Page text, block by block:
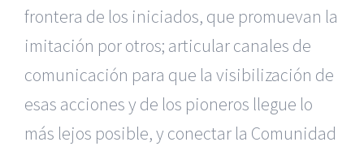
frontera de los iniciados, que promuevan la
imitación por otros; articular canales de
comunicación para que la visibilización de
esas acciones y de los pioneros llegue lo
más lejos posible, y conectar la Comunidad